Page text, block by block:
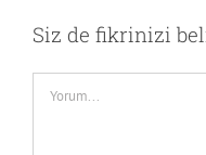
Siz de fikrinizi